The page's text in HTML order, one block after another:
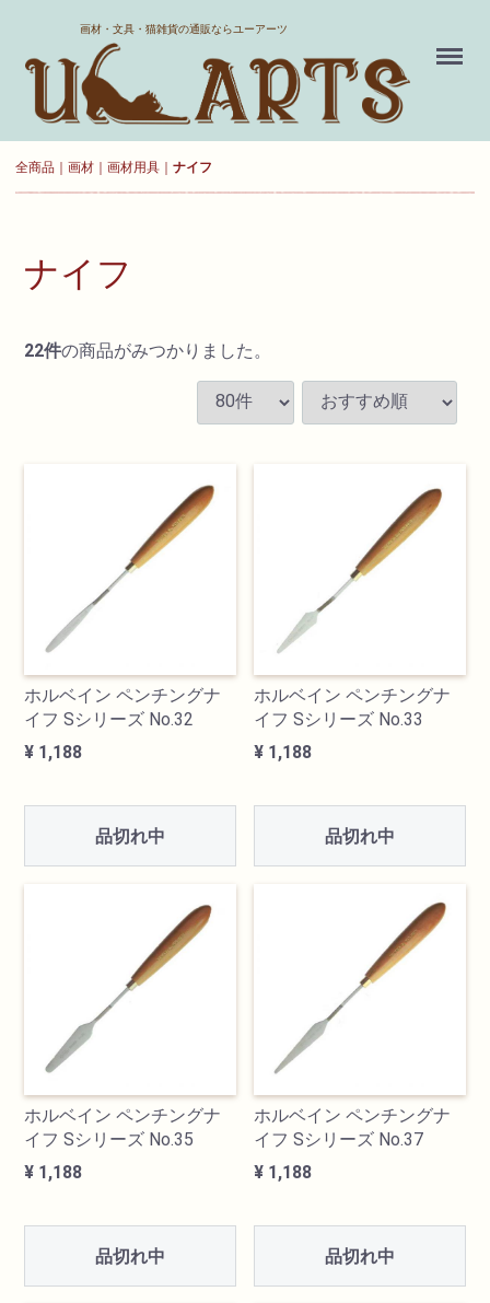
画材・文具・猫雑貨の通販ならユーアーツ
Menu
全商品 画材 画材用具 ナイフ
ナイフ
22件の商品がみつかりました。
ホルベイン ペンチングナ
イフ Sシリーズ No.32
¥ 1,188
品切れ中
ホルベイン ペンチングナ
イフ Sシリーズ No.33
¥ 1,188
品切れ中
ホルベイン ペンチングナ
イフ Sシリーズ No.35
¥ 1,188
品切れ中
ホルベイン ペンチングナ
イフ Sシリーズ No.37
¥ 1,188
品切れ中
ホーム
送料について
新規会員登録
カート
透明水彩絵具
アクリル絵具